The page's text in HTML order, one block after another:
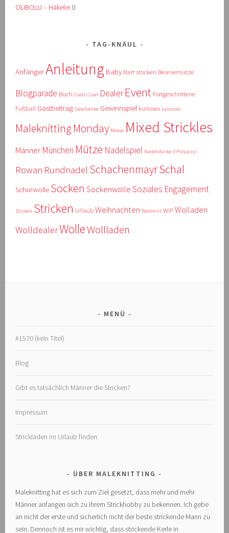
OLIBOLLI – Häkelei 0
TAG-KNÄUL
AnfängerAnleitung Baby Bart stricken Beaniemütze
Blogparade Buch Coats Cowl DealerEvent Fortgeschrittene
Fußball Gastbeitrag Geschenke Gewinnspiel kurioses Lanaiolo
Maleknitting Monday Messe Mixed Strickles
Männer München Mütze Nadelspiel Nadelstärke 3 Polyacryl
Rowan Rundnadel SchachenmayrSchal
Schurwolle Socken Sockenwolle Soziales Engagement
Sticken Stricken UrlaubWeihnachten Westknit WiPWolladen
WolldealerWolleWollladen
MENÜ
#1570 (kein Titel)
Blog
Gibt es tatsächlich Männer die Stricken?
Impressum
Strickläden im Urlaub finden
ÜBER MALEKNITTING
Maleknitting hat es sich zum Ziel gesetzt, dass mehr und mehr
Männer anfangen sich zu ihrem Strickhobby zu bekennen. Ich gebe
an nicht der erste und sicherlich nicht der beste strickende Mann zu
sein. Dennoch ist es mir wichtig, dass strickende Kerle in